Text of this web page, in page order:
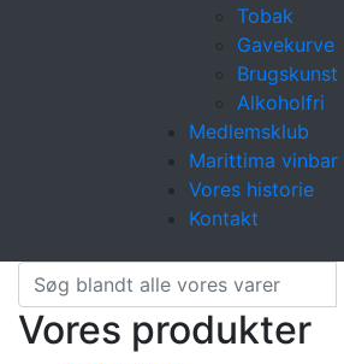
Tobak
Gavekurve
Brugskunst
Alkoholfri
Medlemsklub
Marittima vinbar
Vores historie
Kontakt
Vores produkter